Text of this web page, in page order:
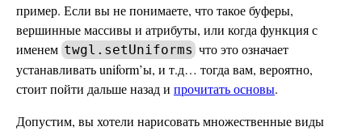
пример. Если вы не понимаете, что такое буферы,
вершинные массивы и атрибуты, или когда функция с
именем twgl.setUniforms что это означает
устанавливать uniform’ы, и т.д… тогда вам, вероятно,
стоит пойти дальше назад и прочитать основы.
Допустим, вы хотели нарисовать множественные виды